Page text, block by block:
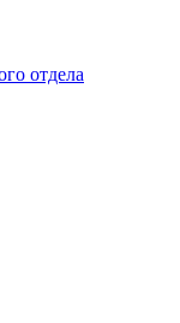
отдела